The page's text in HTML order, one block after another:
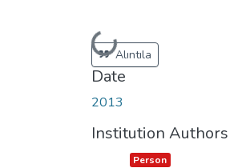
Loading...
Alıntıla
Date
2013
Institution Authors
Item type:
Person ,